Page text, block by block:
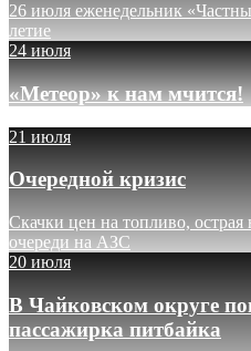
26 июля еженедельник
летие
24 июля
«Метеор» к нам мчится!
21 июля
Очередной кризис
Скачки цен на топливо,
очереди на АЗС
20 июля
В Чайковском округе
пассажирка питбайка